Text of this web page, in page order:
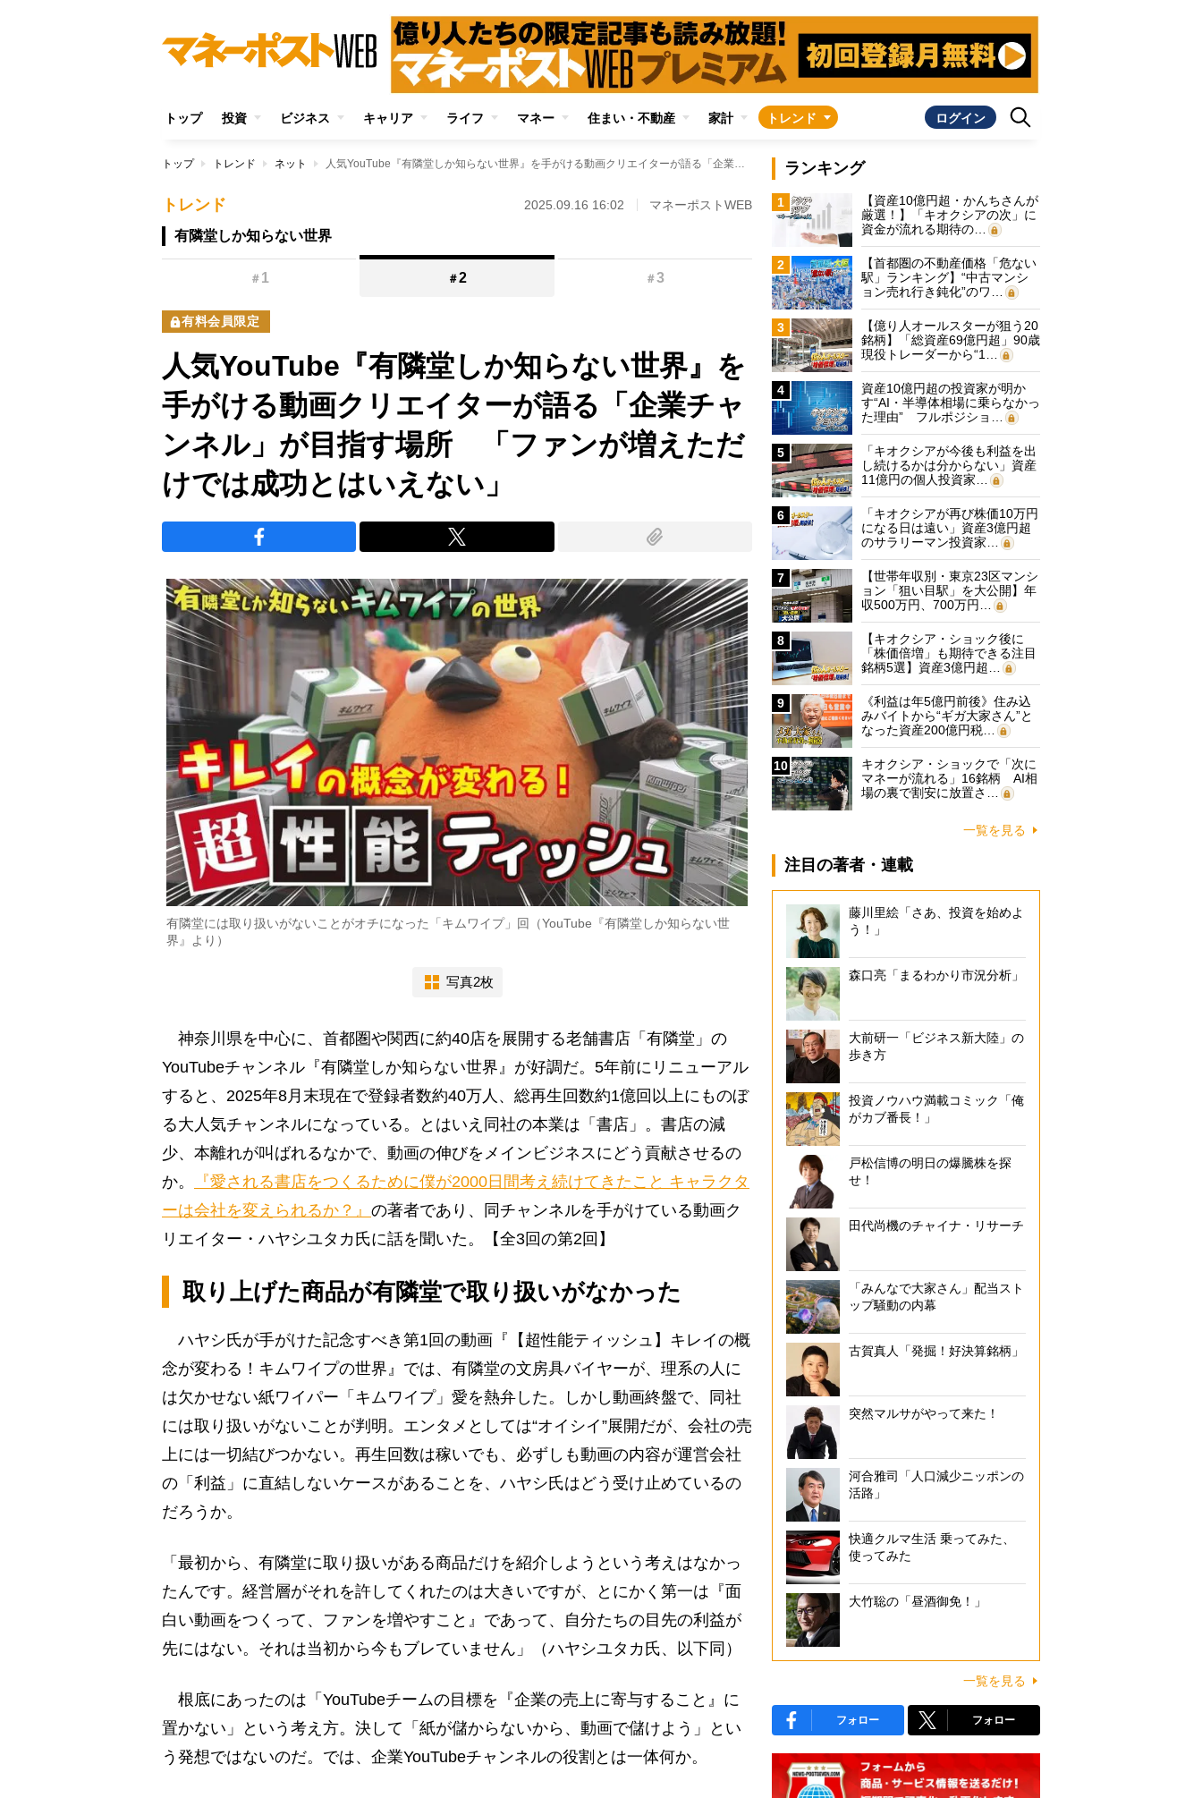
トップ 投資 ビジネス キャリア ライフ マネー 住まい・不動産 家計 トレンド ログイン
トップ トレンド ネット 人気YouTube『有隣堂しか知らない世界』を手がける動画クリエイターが語る「企業チャンネル」が目指す場所 「ファンが増えただけでは成功とはいえない」
トレンド 2025.09.16 16:02 マネーポストWEB
有隣堂しか知らない世界
＃ 1 ＃2 ＃3
有料会員限定
人気YouTube『有隣堂しか知らない世界』を
手がける動画クリエイターが語る「企業チャ
ンネル」が目指す場所 「ファンが増えただ
けでは成功とはいえない」
有隣堂には取り扱いがないことがオチになった「キムワイプ」回（YouTube『有隣堂しか知らない世
界』より）
写真2枚
神奈川県を中心に、首都圏や関西に約40店を展開する老舗書店「有隣堂」の
YouTubeチャンネル『有隣堂しか知らない世界』が好調だ。5年前にリニューアル
すると、2025年8月末現在で登録者数約40万人、総再生回数約1億回以上にものぼ
る大人気チャンネルになっている。とはいえ同社の本業は「書店」。書店の減
少、本離れが叫ばれるなかで、動画の伸びをメインビジネスにどう貢献させるの
か。
『愛される書店をつくるために僕が2000日間考え続けてきたこと キャラクタ
ーは会社を変えられるか？』 の著者であり、同チャンネルを手がけている動画ク
リエイター・ハヤシユタカ氏に話を聞いた。【全3回の第2回】
取り上げた商品が有隣堂で取り扱いがなかった
ハヤシ氏が手がけた記念すべき第1回の動画『【超性能ティッシュ】キレイの概
念が変わる！キムワイプの世界』では、有隣堂の文房具バイヤーが、理系の人に
は欠かせない紙ワイパー「キムワイプ」愛を熱弁した。しかし動画終盤で、同社
には取り扱いがないことが判明。エンタメとしては“オイシイ”展開だが、会社の売
上には一切結びつかない。再生回数は稼いでも、必ずしも動画の内容が運営会社
の「利益」に直結しないケースがあることを、ハヤシ氏はどう受け止めているの
だろうか。
「最初から、有隣堂に取り扱いがある商品だけを紹介しようという考えはなかっ
たんです。経営層がそれを許してくれたのは大きいですが、とにかく第一は『面
白い動画をつくって、ファンを増やすこと』であって、自分たちの目先の利益が
先にはない。それは当初から今もブレていません」（ハヤシユタカ氏、以下同）
根底にあったのは「YouTubeチームの目標を『企業の売上に寄与すること』に
置かない」という考え方。決して「紙が儲からないから、動画で儲けよう」とい
う発想ではないのだ。では、企業YouTubeチャンネルの役割とは一体何か。
ランキング
1
【資産10億円超・かんちさんが
厳選！】「キオクシアの次」に
資金が流れる期待の…
2
【首都圏の不動産価格「危ない
駅」ランキング】“中古マンシ
ョン売れ行き鈍化”のワ…
3
【億り人オールスターが狙う20
銘柄】「総資産69億円超」90歳
現役トレーダーから“1…
4
資産10億円超の投資家が明か
す“AI・半導体相場に乗らなかっ
た理由” フルポジショ…
5
「キオクシアが今後も利益を出
し続けるかは分からない」資産
11億円の個人投資家…
6
「キオクシアが再び株価10万円
になる日は遠い」資産3億円超
のサラリーマン投資家…
7
【世帯年収別・東京23区マンシ
ョン「狙い目駅」を大公開】年
収500万円、700万円…
8
【キオクシア・ショック後に
「株価倍増」も期待できる注目
銘柄5選】資産3億円超…
9
《利益は年5億円前後》住み込
みバイトから“ギガ大家さん”と
なった資産200億円税…
10
キオクシア・ショックで「次に
マネーが流れる」16銘柄 AI相
場の裏で割安に放置さ…
一覧を見る
注目の著者・連載
藤川里絵「さあ、投資を始めよ
う！」
森口亮「まるわかり市況分析」
大前研一「ビジネス新大陸」の
歩き方
投資ノウハウ満載コミック「俺
がカブ番長！」
戸松信博の明日の爆騰株を探
せ！
田代尚機のチャイナ・リサーチ
「みんなで大家さん」配当スト
ップ騒動の内幕
古賀真人「発掘！好決算銘柄」
突然マルサがやって来た！
河合雅司「人口減少ニッポンの
活路」
快適クルマ生活 乗ってみた、
使ってみた
大竹聡の「昼酒御免！」
一覧を見る
フォロー フォロー